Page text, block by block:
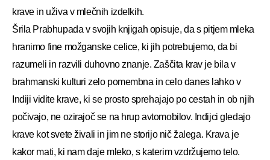
krave in uživa v mlečnih izdelkih.
Šrila Prabhupada v svojih knjigah opisuje, da s pitjem mleka
hranimo fine možganske celice, ki jih potrebujemo, da bi
razumeli in razvili duhovno znanje. Zaščita krav je bila v
brahmanski kulturi zelo pomembna in celo danes lahko v
Indiji vidite krave, ki se prosto sprehajajo po cestah in ob njih
počivajo, ne ozirajoč se na hrup avtomobilov. Indijci gledajo
krave kot svete živali in jim ne storijo nič žalega. Krava je
kakor mati, ki nam daje mleko, s katerim vzdržujemo telo.